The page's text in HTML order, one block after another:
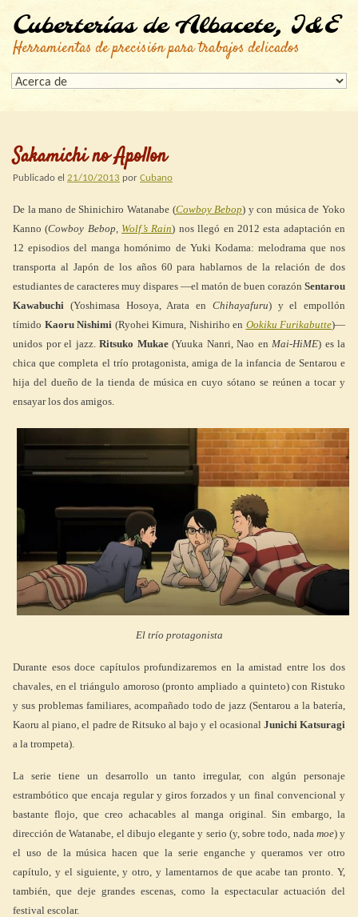
Cuberterías de Albacete, I&E
Herramientas de precisión para trabajos delicados
Sakamichi no Apollon
Publicado el 21/10/2013 por Cubano
De la mano de Shinichiro Watanabe (Cowboy Bebop) y con música de Yoko
Kanno (Cowboy Bebop, Wolf’s Rain) nos llegó en 2012 esta adaptación en
12 episodios del manga homónimo de Yuki Kodama: melodrama que nos
transporta al Japón de los años 60 para hablarnos de la relación de dos
estudiantes de caracteres muy dispares —el matón de buen corazón Sentarou
Kawabuchi (Yoshimasa Hosoya, Arata en Chihayafuru) y el empollón
tímido Kaoru Nishimi (Ryohei Kimura, Nishiriho en Ookiku Furikabutte)—
unidos por el jazz. Ritsuko Mukae(Yuuka Nanri, Nao en Mai-HiME) es la
chica que completa el trío protagonista, amiga de la infancia de Sentarou e
hija del dueño de la tienda de música en cuyo sótano se reúnen a tocar y
ensayar los dos amigos.
El trío protagonista
Durante esos doce capítulos profundizaremos en la amistad entre los dos
chavales, en el triángulo amoroso (pronto ampliado a quinteto) con Ristuko
y sus problemas familiares, acompañado todo de jazz (Sentarou a la batería,
Kaoru al piano, el padre de Ritsuko al bajo y el ocasional Junichi Katsuragi
a la trompeta).
La serie tiene un desarrollo un tanto irregular, con algún personaje
estrambótico que encaja regular y giros forzados y un final convencional y
bastante flojo, que creo achacables al manga original. Sin embargo, la
dirección de Watanabe, el dibujo elegante y serio (y, sobre todo, nada moe) y
el uso de la música hacen que la serie enganche y queramos ver otro
capítulo, y el siguiente, y otro, y lamentarnos de que acabe tan pronto. Y,
también, que deje grandes escenas, como la espectacular actuación del
festival escolar.